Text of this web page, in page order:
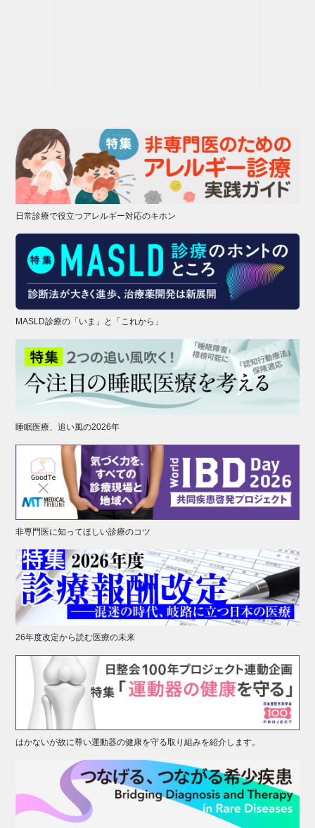
日常診療で役立つアレルギー対応のキホン
MASLD診療の「いま」と「これから」
睡眠医療、追い風の2026年
非専門医に知ってほしい診療のコツ
26年度改定から読む医療の未来
はかないが故に尊い運動器の健康を守る取り組みを紹介します。